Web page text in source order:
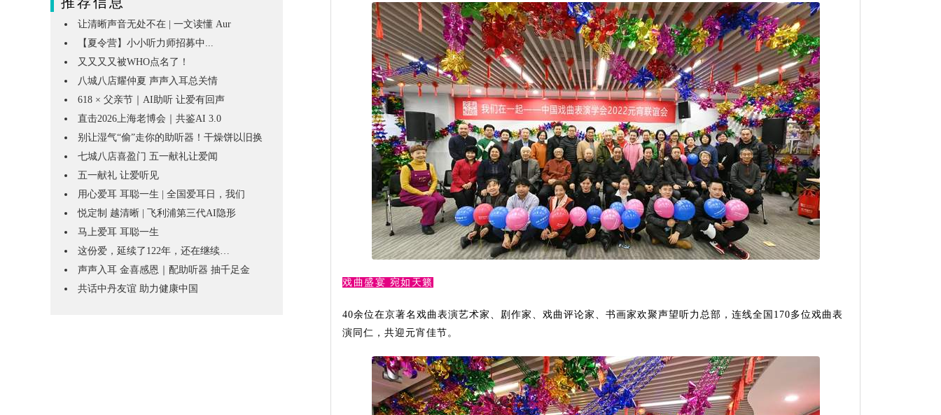
让清晰声音无处不在 | 一文读懂 Aur
【夏令营】小小听力师招募中...
又又又又被WHO点名了！
八城八店耀仲夏 声声入耳总关情
618 × 父亲节｜AI助听 让爱有回声
直击2026上海老博会｜共鉴AI 3.0
别让湿气“偷”走你的助听器！干燥饼以旧换
七城八店喜盈门 五一献礼让爱闻
五一献礼 让爱听见
用心爱耳 耳聪一生 | 全国爱耳日，我们
悦定制 越清晰 | 飞利浦第三代AI隐形
马上爱耳 耳聪一生
这份爱，延续了122年，还在继续…
声声入耳 金喜感恩｜配助听器 抽千足金
共话中丹友谊 助力健康中国
戏曲盛宴 宛如天籁
40余位在京著名戏曲表演艺术家、剧作家、戏曲评论家、书画家欢聚声望听力总部，连线全国170多位戏曲表
演同仁，共迎元宵佳节。